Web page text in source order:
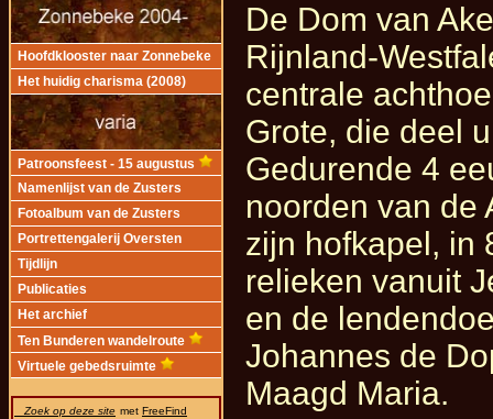
Hoofdklooster naar Zonnebeke
Het huidig charisma (2008)
Patroonsfeest - 15 augustus
Namenlijst van de Zusters
Fotoalbum van de Zusters
Portrettengalerij Oversten
Tijdlijn
Publicaties
Het archief
Ten Bunderen wandelroute
Virtuele gebedsruimte
Zoek op deze site met FreeFind
De Dom van
Rijnland-
centrale
Grote, die deel
Gedurende 4
noorden van de
zijn hofkapel, in
relieken vanuit
en de
Johannes de
Maagd Maria.